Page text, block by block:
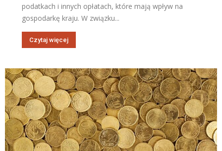
podatkach i innych opłatach, które mają wpływ na
gospodarkę kraju. W związku...
Czytaj więcej